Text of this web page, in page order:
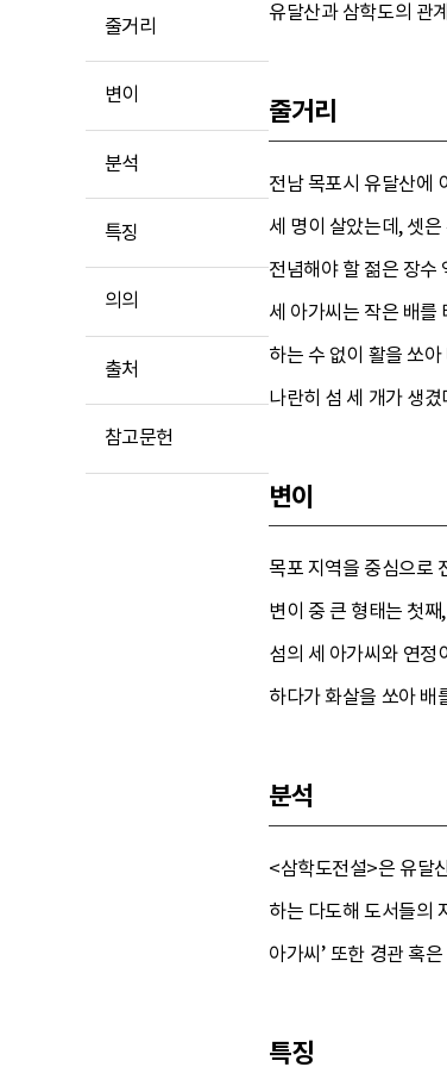
줄거리
변이
분석
특징
의의
출처
참고문헌
유달산과 삼학도의 관
줄거리
전남 목포시 유달산에
세 명이 살았는데, 셋
전념해야 할 젊은 장수
세 아가씨는 작은 배를
하는 수 없이 활을 쏘
나란히 섬 세 개가 생겼
변이
목포 지역을 중심으로
변이 중 큰 형태는 첫
섬의 세 아가씨와 연정
하다가 화살을 쏘아 배
분석
<삼학도전설>은 유달
하는 다도해 도서들의
아가씨’ 또한 경관 혹
특징